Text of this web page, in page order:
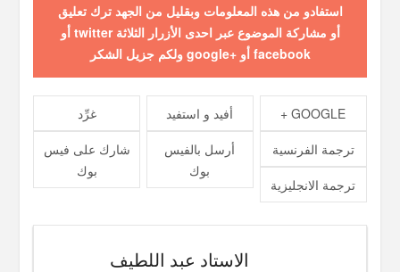
استفادو من هذه المعلومات وبقليل من الجهد ترك تعليق
أو مشاركة الموضوع عبر احدى الأزرار الثلاثة twitter أو
facebook أو +google ولكم جزيل الشكر
غرِّد أفيد و استفيد
GOOGLE +
شارك على فيس
بوك
أرسل بالفيس
بوك
ترجمة الفرنسية
ترجمة الانجليزية
الاستاد عبد اللطيف